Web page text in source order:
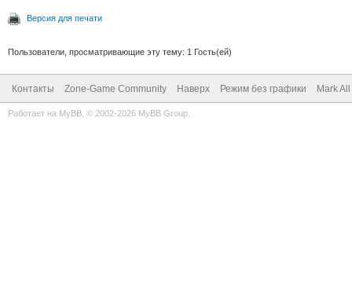
Версия для печати
Пользователи, просматривающие эту тему: 1 Гость(ей)
Контакты Zone-Game Community Наверх Режим без графики Mark
Работает на MyBB , © 2002-2026 MyBB Group